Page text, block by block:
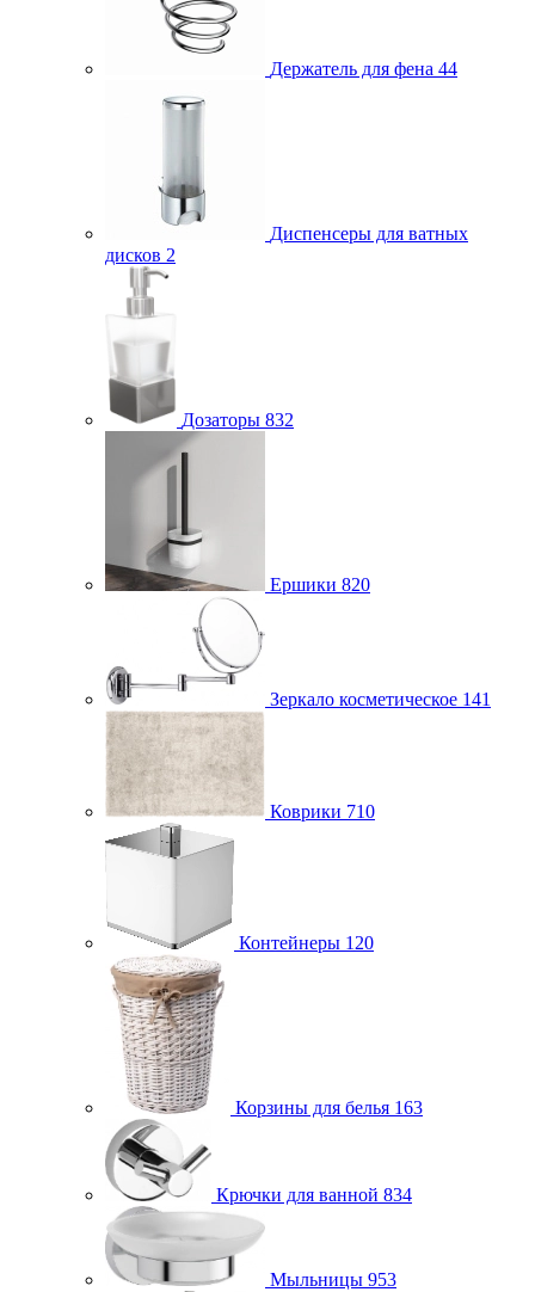
Держатель для фена 44
Диспенсеры для ватных
дисков 2
Дозаторы 832
Ершики 820
Зеркало косметическое 141
Коврики 710
Контейнеры 120
Корзины для белья 163
Крючки для ванной 834
Мыльницы 953